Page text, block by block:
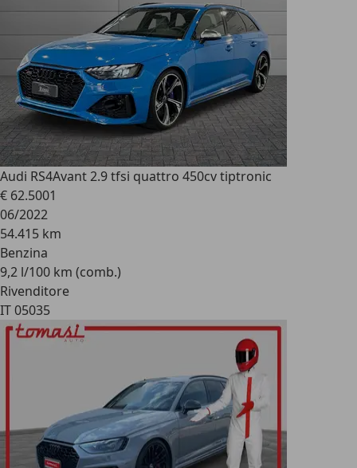
Audi RS4Avant 2.9 tfsi quattro 450cv tiptronic
€ 62.5001
06/2022
54.415 km
Benzina
9,2 l/100 km (comb.)
Rivenditore
IT 05035